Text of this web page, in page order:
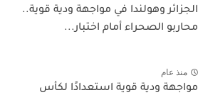
الجزائر وهولندا في مواجهة ودية قوية..
محاربو الصحراء أمام اختبار...
منذ عام
مواجهة ودية قوية استعدادًا لكأس